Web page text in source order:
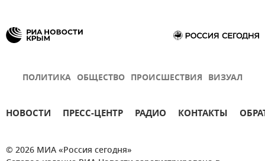
ПОЛИТИКА ОБЩЕСТВО ПРОИСШЕСТВИЯ ВИЗУАЛ
НОВОСТИ ПРЕСС-ЦЕНТР РАДИО КОНТАКТЫ
© 2026 МИА «Россия сегодня»